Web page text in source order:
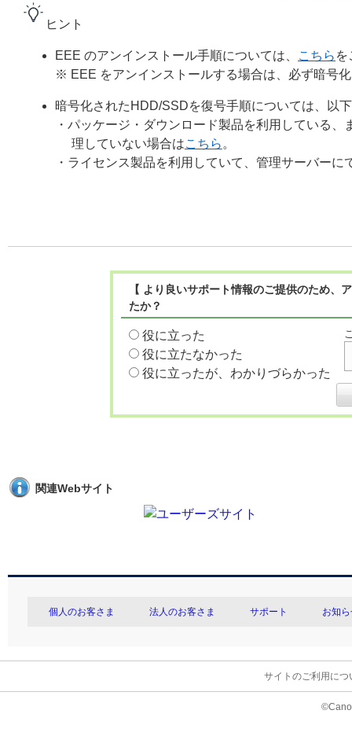
ヒント
EEE のアンインストール手順については、 こちら を
※ EEE をアンインストールする場合は、必ず暗号
暗号化されたHDD/SSDを復号手順については、以
・パッケージ・ダウンロード製品を利用している
理していない場合はこちら 。
・ライセンス製品を利用していて、管理サーバー
【 より良いサポート情報のご提供のため
たか？
役に立った
役に立たなかった
役に立ったが、わかりづらかった
関連Webサイト
個人のお客さま 法人のお客さま サポート お知
サイトのご利用につ